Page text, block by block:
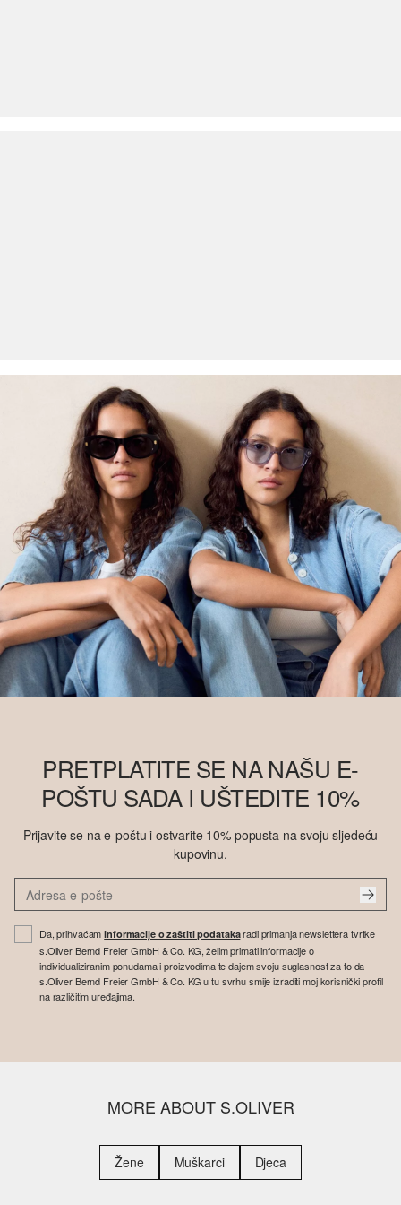
PRETPLATITE SE NA NAŠU E-
POŠTU SADA I UŠTEDITE 10%
Prijavite se na e-poštu i ostvarite 10% popusta na svoju sljedeću
kupovinu.
Da, prihvaćaminformacije o zaštiti podatakaradi primanja newslettera tvrtke
s.Oliver Bernd Freier GmbH & Co. KG, želim primati informacije o
individualiziranim ponudama i proizvodima te dajem svoju suglasnost za to da
s.Oliver Bernd Freier GmbH & Co. KG u tu svrhu smije izraditi moj korisnički profil
na različitim uređajima.
MORE ABOUT S.OLIVER
Žene Muškarci Djeca